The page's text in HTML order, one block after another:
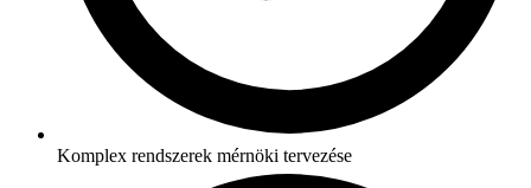
Komplex rendszerek mérnöki tervezése